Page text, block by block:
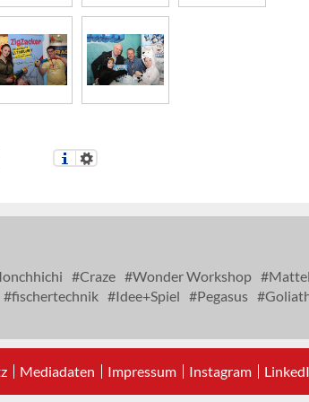
Craze Wonder Workshop
Mattel
fischertechnik Idee+Spiel Pegasus
Mediadaten Impressum Instagram